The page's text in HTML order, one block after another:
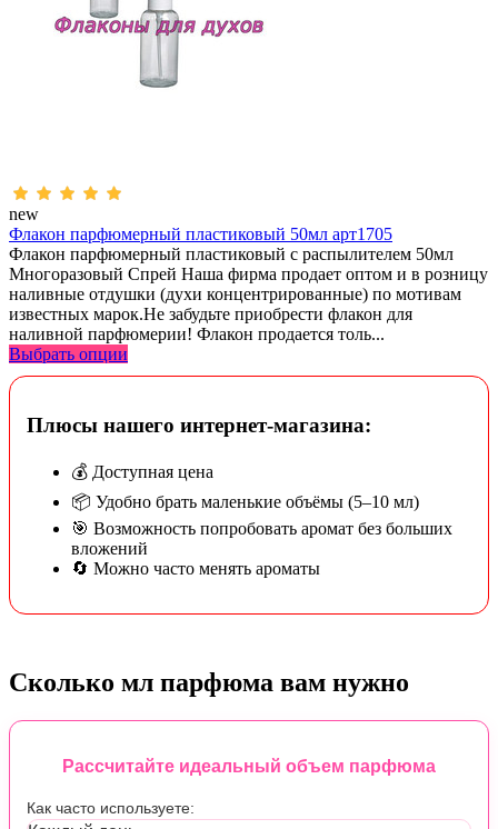
new
Флакон парфюмерный пластиковый 50мл арт1705
Флакон парфюмерный пластиковый с распылителем 50мл
Многоразовый Спрей Наша фирма продает оптом и в розницу
наливные отдушки (духи концентрированные) по мотивам
известных марок.Не забудьте приобрести флакон для
наливной парфюмерии! Флакон продается толь...
Выбрать опции
Плюсы нашего интернет-магазина:
💰 Доступная цена
📦 Удобно брать маленькие объёмы (5–10 мл)
🎯 Возможность попробовать аромат без больших
вложений
🔄 Можно часто менять ароматы
Сколько мл парфюма вам нужно
Рассчитайте идеальный объем парфюма
Как часто используете: